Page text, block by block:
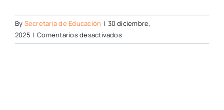
By Secretaría de Educación | 30 diciembre,
2025 | Comentarios desactivadosen